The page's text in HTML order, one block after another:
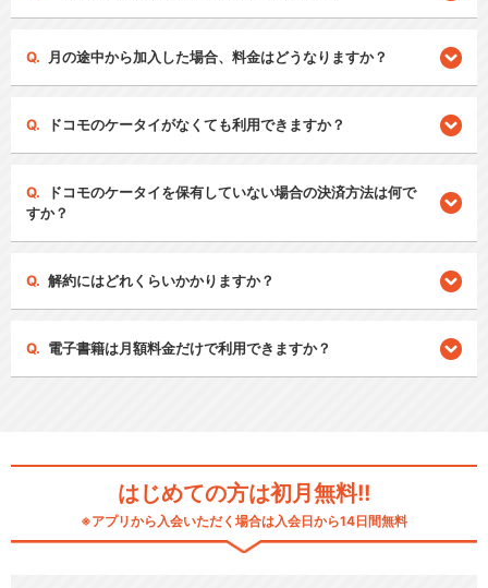
月の途中から加入した場合、料金はどうなりますか？
ドコモのケータイがなくても利用できますか？
ドコモのケータイを保有していない場合の決済方法は何で
すか？
解約にはどれくらいかかりますか？
電子書籍は月額料金だけで利用できますか？
はじめての方は初月無料!!
※アプリから入会いただく場合は入会日から14日間無料